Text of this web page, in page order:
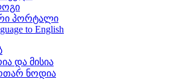
პორტალი
და მისია
ნოდია